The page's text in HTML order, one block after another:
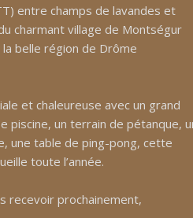
entre champs de lavandes et
charmant village de Montségur
la belle région de Drôme
et chaleureuse avec un grand
piscine, un terrain de pétanque,
une table de ping-pong, cette
toute l’année.
recevoir prochainement,